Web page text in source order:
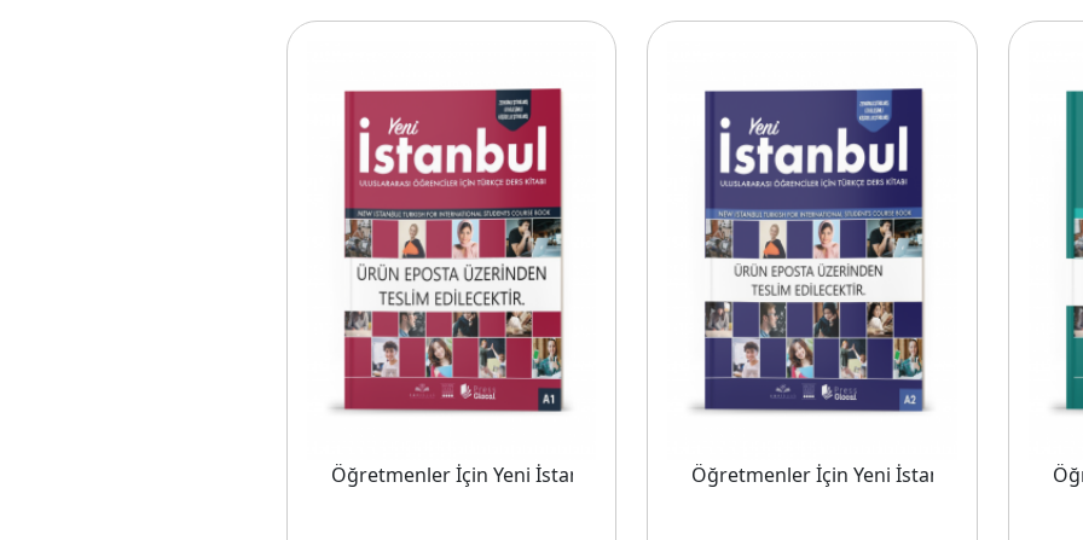
İçin ABC Çocuklar İçin Türkçe Eğitim Seti A2.2. (18 Ay)Öğretmenler İçin Yeni İstanbul Uluslararası Eğitim Seti Türkçe A1 (18 Ay)
Öğretmenler İçin Yeni İstanbul Uluslararası